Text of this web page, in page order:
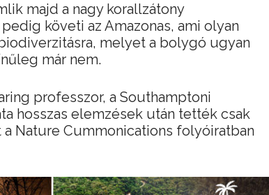
majd a nagy korallzátony
követi az Amazonas, ami olyan
melyet a bolygó ugyan
már nem.
professzor, a Southamptoni
hosszas elemzések után tették csak
Nature Cummonications folyóiratban